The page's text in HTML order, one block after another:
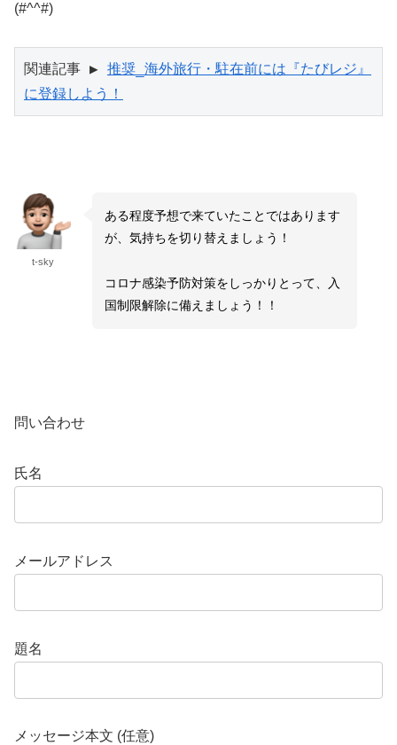
(#^^#)
関連記事 ▶ 推奨_海外旅行・駐在前には『たびレジ』
に登録しよう！
t-sky
ある程度予想で来ていたことではあります
が、気持ちを切り替えましょう！
コロナ感染予防対策をしっかりとって、入
国制限解除に備えましょう！！
問い合わせ
氏名
メールアドレス
題名
メッセージ本文 (任意)